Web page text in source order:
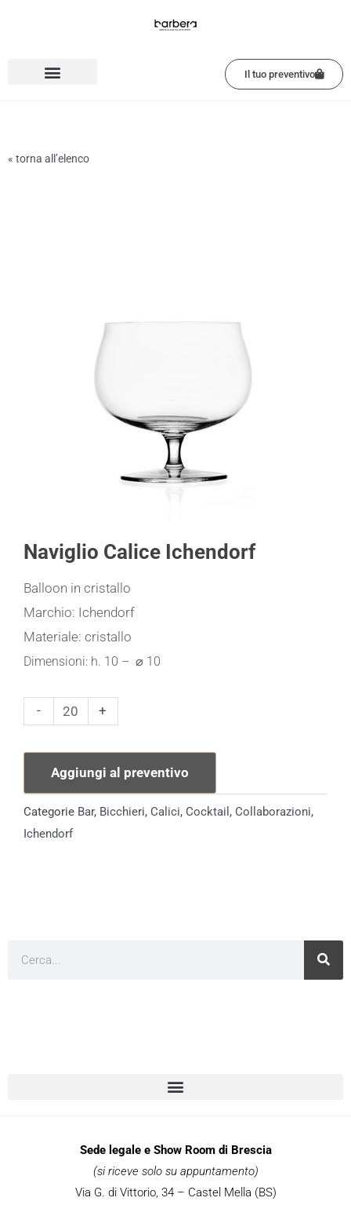
Il tuo preventivo
« torna all’elenco
Naviglio Calice Ichendorf
Balloon in cristallo
Marchio: Ichendorf
Materiale: cristallo
Dimensioni: h. 10 – ⌀ 10
-
Naviglio
Ichendorf
quantità
+
Aggiungi al preventivo
Categorie Bar, Bicchieri, Calici, Cocktail , Collaborazioni,
Ichendorf
Sede legale e Show Room di Brescia
(si riceve solo su appuntamento)
Via G. di Vittorio, 34 – Castel Mella (BS)